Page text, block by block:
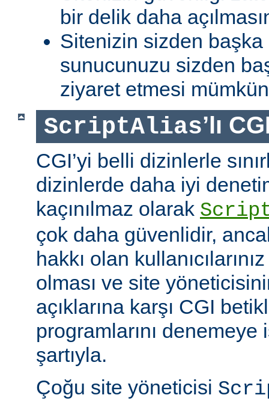
bir delik daha
Sitenizin sizden başka
sunucunuzu sizden
ziyaret etmesi
ScriptAlias’lı
CGI’yi belli dizinlerle
dizinlerde daha iyi
kaçınılmaz olarak
çok daha güvenlidir,
hakkı olan
olması ve site
açıklarına karşı CGI
programlarını denemeye
şartıyla.
Çoğu site yöneticisi